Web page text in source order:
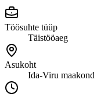
Töösuhte tüüp
Täistööaeg
Asukoht
Ida-Viru maakond